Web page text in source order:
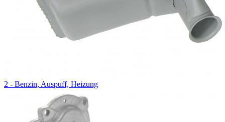
2 - Benzin, Auspuff, Heizung